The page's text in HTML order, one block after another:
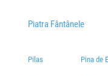
Piatra Fântânele
Pilas Pina de